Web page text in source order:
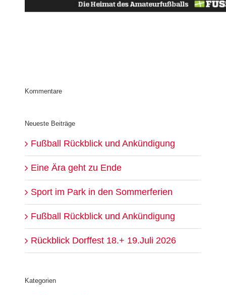
Kommentare
Neueste Beiträge
Fußball Rückblick und Ankündigung
Eine Ära geht zu Ende
Sport im Park in den Sommerferien
Fußball Rückblick und Ankündigung
Rückblick Dorffest 18.+ 19.Juli 2026
Kategorien